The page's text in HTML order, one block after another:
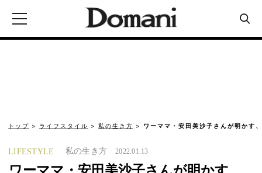
トップ ライフスタイル 私の生き方 ワーママ・安田美沙子さんが明かす
LIFESTYLE 私の生き方 2022.01.13
ワーママ・安田美沙子さんが明かす、